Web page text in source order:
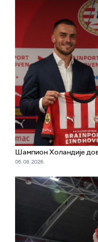
Шампион Холандије
06. 08. 2026.